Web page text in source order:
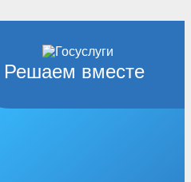
Решаем вместе